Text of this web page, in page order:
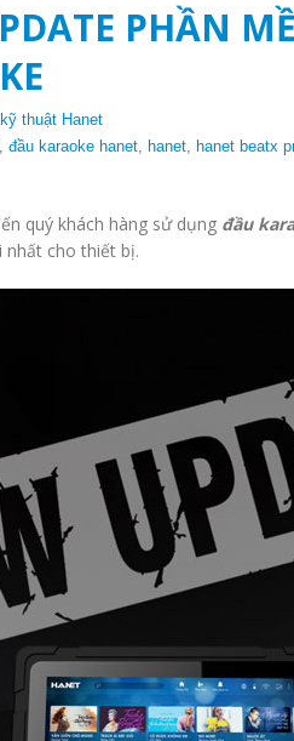
PHẦN
thuật Hanet
đầu karaoke hanet, hanet, hanet beatx
quý khách hàng sử dụng đầu
nhất cho thiết bị.